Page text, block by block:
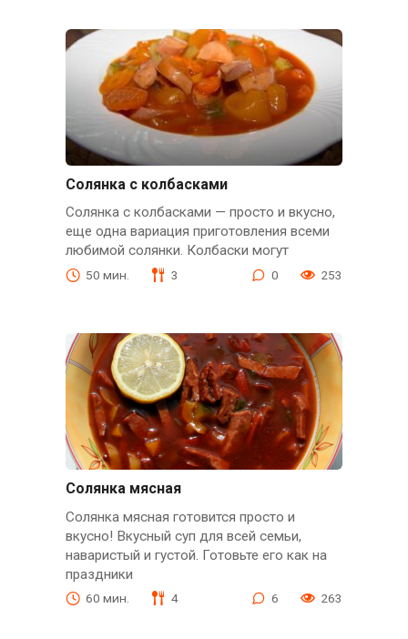
Солянка с колбасками
Солянка с колбасками — просто и вкусно,
еще одна вариация приготовления всеми
любимой солянки. Колбаски могут
50 мин. 3 0 253
Солянка мясная
Солянка мясная готовится просто и
вкусно! Вкусный суп для всей семьи,
наваристый и густой. Готовьте его как на
праздники
60 мин. 4 6 263